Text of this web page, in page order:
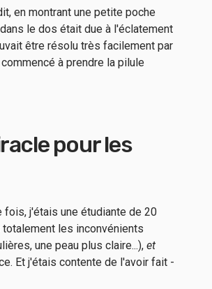
en montrant une petite poche
le dos était due à l'éclatement
être résolu très facilement par
à prendre la pilule
pour les
fois, j'étais une étudiante de 20
les inconvénients
une peau plus claire...), et
Et j'étais contente de l'avoir fait -